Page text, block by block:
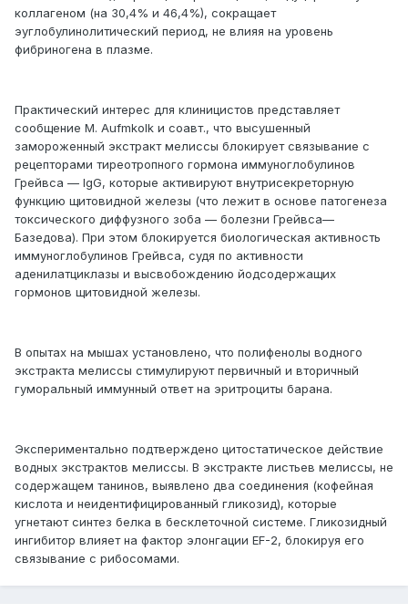
коллагеном (на 30,4% и 46,4%), сокращает
эуглобулинолитический период, не влияя на уровень
фибриногена в плазме.
Практический интерес для клиницистов представляет
сообщение M. Аufmkоlk и соавт., что высушенный
замороженный экстракт мелиссы блокирует связывание с
рецепторами тиреотропного гормона иммуноглобулинов
Грейвса — IgG, которые активируют внутрисекреторную
функцию щитовидной железы (что лежит в основе патогенеза
токсического диффузного зоба — болезни Грейвса—
Базедова). При этом блокируется биологическая активность
иммуноглобулинов Грейвса, судя по активности
аденилатциклазы и высвобождению йодсодержащих
гормонов щитовидной железы.
В опытах на мышах установлено, что полифенолы водного
экстракта мелиссы стимулируют первичный и вторичный
гуморальный иммунный ответ на эритроциты барана.
Экспериментально подтверждено цитостатическое действие
водных экстрактов мелиссы. В экстракте листьев мелиссы, не
содержащем танинов, выявлено два соединения (кофейная
кислота и неидентифицированный гликозид), которые
угнетают синтез белка в бесклеточной системе. Гликозидный
ингибитор влияет на фактор элонгации EF-2, блокируя его
связывание с рибосомами.